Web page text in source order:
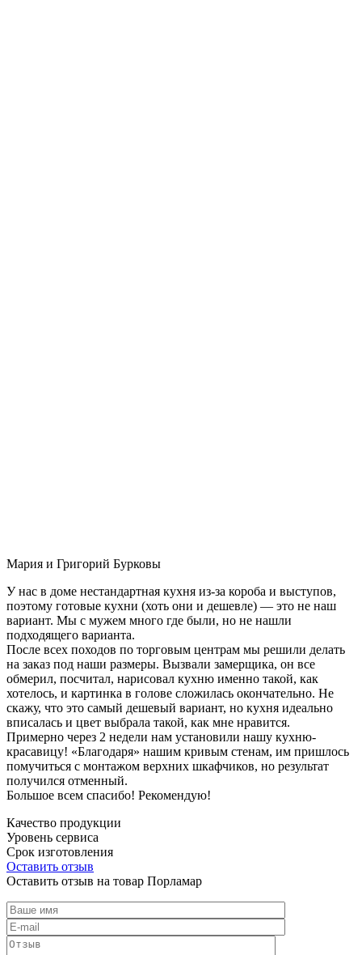
Мария и Григорий Бурковы
У нас в доме нестандартная кухня из-за короба и выступов,
поэтому готовые кухни (хоть они и дешевле) — это не наш
вариант. Мы с мужем много где были, но не нашли
подходящего варианта.
После всех походов по торговым центрам мы решили делать
на заказ под наши размеры. Вызвали замерщика, он все
обмерил, посчитал, нарисовал кухню именно такой, как
хотелось, и картинка в голове сложилась окончательно. Не
скажу, что это самый дешевый вариант, но кухня идеально
вписалась и цвет выбрала такой, как мне нравится.
Примерно через 2 недели нам установили нашу кухню-
красавицу! «Благодаря» нашим кривым стенам, им пришлось
помучиться с монтажом верхних шкафчиков, но результат
получился отменный.
Большое всем спасибо! Рекомендую!
Качество продукции
Уровень сервиса
Срок изготовления
Оставить отзыв
Оставить отзыв на товар Порламар